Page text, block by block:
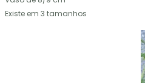
Existe em 3 tamanhos